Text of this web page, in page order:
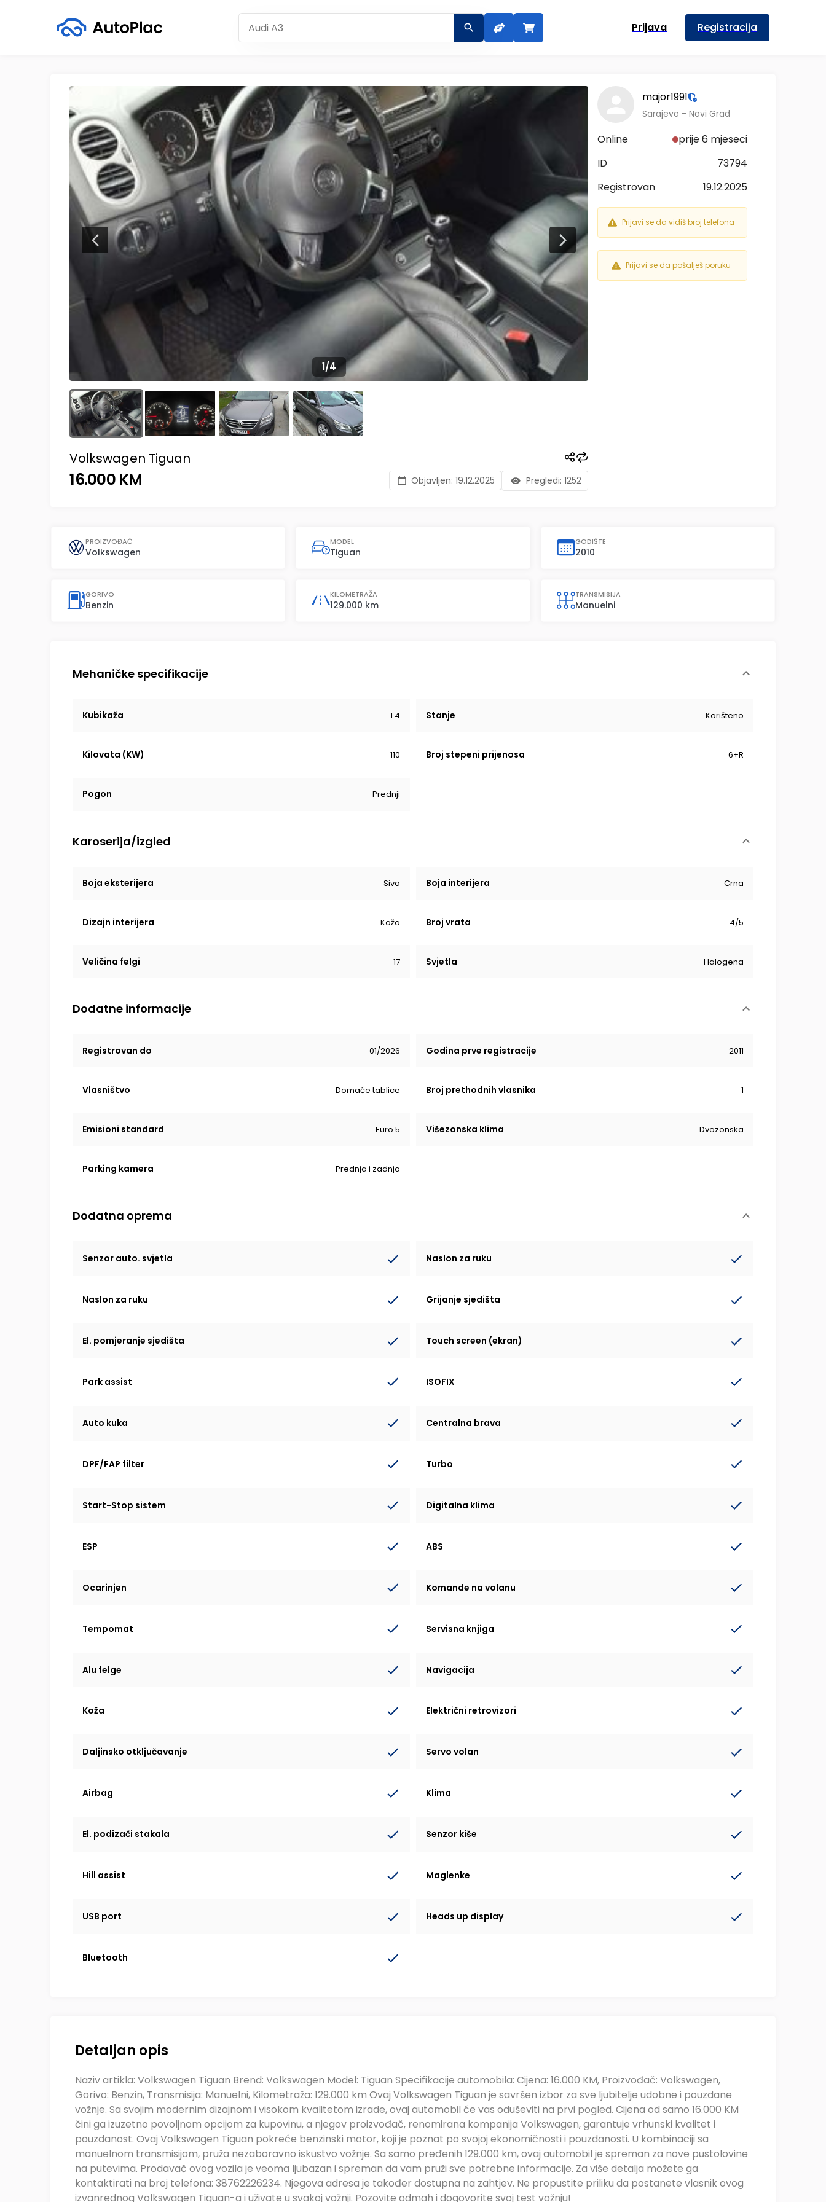
Prijava Registracija
1/4
Volkswagen Tiguan
16.000 KM Objavljen: 19.12.2025 Pregledi: 1252
major1991
Sarajevo - Novi Grad
Online
prije 6 mjeseci
ID
73794
Registrovan
19.12.2025
Prijavi se da vidiš broj telefona
Prijavi se da pošalješ poruku
PROIZVOĐAČ
Volkswagen
MODEL
Tiguan
GODIŠTE
2010
GORIVO
Benzin
KILOMETRAŽA
129.000 km
TRANSMISIJA
Manuelni
Mehaničke specifikacije
Kubikaža 1.4 Stanje Korišteno
Kilovata (KW) 110 Broj stepeni prijenosa 6+R
Pogon Prednji
Karoserija/izgled
Boja eksterijera Siva Boja interijera Crna
Dizajn interijera Koža Broj vrata 4/5
Veličina felgi 17 Svjetla Halogena
Dodatne informacije
Registrovan do 01/2026 Godina prve registracije 2011
Vlasništvo Domaće tablice Broj prethodnih vlasnika 1
Emisioni standard Euro 5 Višezonska klima Dvozonska
Parking kamera Prednja i zadnja
Dodatna oprema
Senzor auto. svjetla Naslon za ruku
Naslon za ruku Grijanje sjedišta
El. pomjeranje sjedišta Touch screen (ekran)
Park assist ISOFIX
Auto kuka Centralna brava
DPF/FAP filter Turbo
Start-Stop sistem Digitalna klima
ESP ABS
Ocarinjen Komande na volanu
Tempomat Servisna knjiga
Alu felge Navigacija
Koža Električni retrovizori
Daljinsko otključavanje Servo volan
Airbag Klima
El. podizači stakala Senzor kiše
Hill assist Maglenke
USB port Heads up display
Bluetooth
Detaljan opis
Naziv artikla: Volkswagen Tiguan Brend: Volkswagen Model: Tiguan Specifikacije automobila: Cijena: 16.000 KM, Proizvođač: Volkswagen,
Gorivo: Benzin, Transmisija: Manuelni, Kilometraža: 129.000 km Ovaj Volkswagen Tiguan je savršen izbor za sve ljubitelje udobne i pouzdane
vožnje. Sa svojim modernim dizajnom i visokom kvalitetom izrade, ovaj automobil će vas oduševiti na prvi pogled. Cijena od samo 16.000 KM
čini ga izuzetno povoljnom opcijom za kupovinu, a njegov proizvođač, renomirana kompanija Volkswagen, garantuje vrhunski kvalitet i
pouzdanost. Ovaj Volkswagen Tiguan pokreće benzinski motor, koji je poznat po svojoj ekonomičnosti i pouzdanosti. U kombinaciji sa
manuelnom transmisijom, pruža nezaboravno iskustvo vožnje. Sa samo pređenih 129.000 km, ovaj automobil je spreman za nove pustolovine
na putevima. Prodavač ovog vozila je veoma ljubazan i spreman da vam pruži sve potrebne informacije. Za više detalja možete ga
kontaktirati na broj telefona: 38762226234. Njegova adresa je također dostupna na zahtjev. Ne propustite priliku da postanete vlasnik ovog
izvanrednog Volkswagen Tiguan-a i uživate u svakoj vožnji. Pozovite odmah i dogovorite svoj test vožnju!